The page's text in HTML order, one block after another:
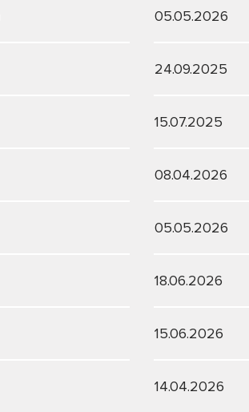
05.05.2026
24.09.2025
15.07.2025
08.04.2026
05.05.2026
18.06.2026
15.06.2026
14.04.2026